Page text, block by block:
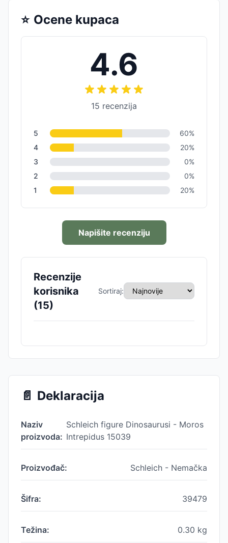
⭐ Ocene kupaca
4.6
15 recenzija
5 60%
4
20%
3
0%
2
0%
1
20%
Napišite recenziju
Recenzije
korisnika
(15)
Sortiraj:
📄 Deklaracija
Naziv
proizvoda:
Schleich figure Dinosaurusi - Moros
Intrepidus 15039
Proizvođač: Schleich - Nemačka
Šifra: 39479
Težina: 0.30 kg